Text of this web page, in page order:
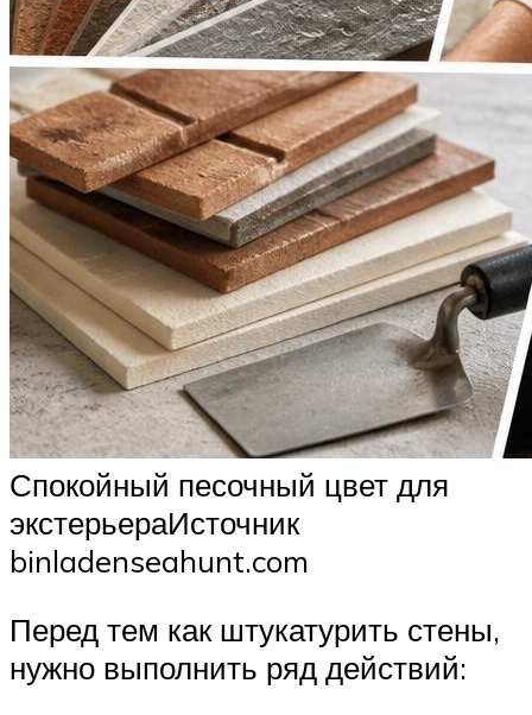
Спокойный песочный цвет для
экстерьераИсточник
binladenseahunt.com
Перед тем как штукатурить стены,
нужно выполнить ряд действий: